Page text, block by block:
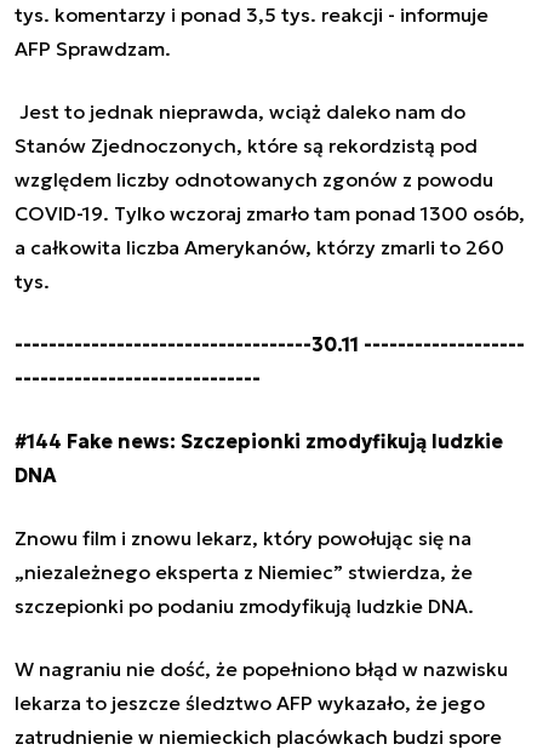
tys. komentarzy i ponad 3,5 tys. reakcji - informuje
AFP Sprawdzam.
Jest to jednak nieprawda, wciąż daleko nam do
Stanów Zjednoczonych, które są rekordzistą pod
względem liczby odnotowanych zgonów z powodu
COVID-19. Tylko wczoraj zmarło tam ponad 1300 osób,
a całkowita liczba Amerykanów, którzy zmarli to 260
tys.
-----------------------------------30.11 -------------------
-----------------------------
#144 Fake news: Szczepionki zmodyfikują ludzkie
DNA
Znowu film i znowu lekarz, który powołując się na
„niezależnego eksperta z Niemiec” stwierdza, że
szczepionki po podaniu zmodyfikują ludzkie DNA.
W nagraniu nie dość, że popełniono błąd w nazwisku
lekarza to jeszcze śledztwo AFP wykazało, że jego
zatrudnienie w niemieckich placówkach budzi spore